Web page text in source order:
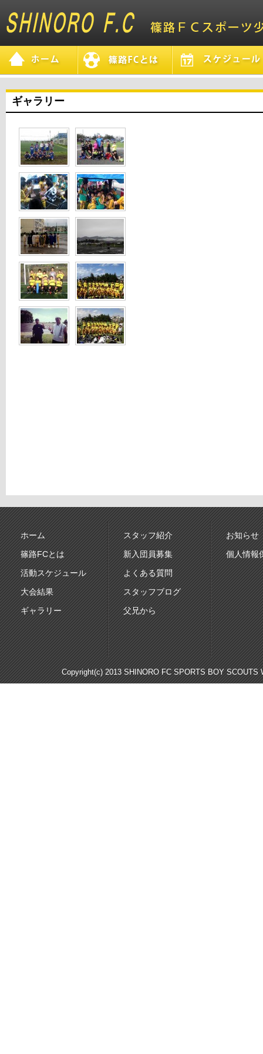
ギャラリー
ホーム
篠路FCとは
活動スケジュール
大会結果
ギャラリー
スタッフ紹介
新入団員募集
よくある質問
スタッフブログ
父兄から
お知らせ
個人情報
Copyright(c) 2013 SHINORO FC SPORTS BOY